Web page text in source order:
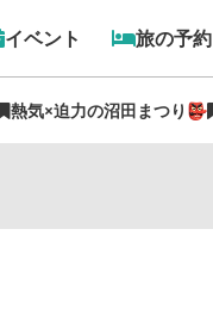
イベント 旅の予約
熱気×迫力の沼田まつり👺